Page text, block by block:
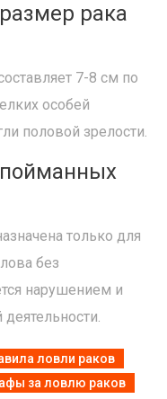
рака
7-8 см по
особей
половой зрелости.
только для
без
нарушением и
ловли раков
за ловлю раков